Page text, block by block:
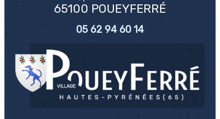
65100 POUEYFERRÉ
05 62 94 60 14